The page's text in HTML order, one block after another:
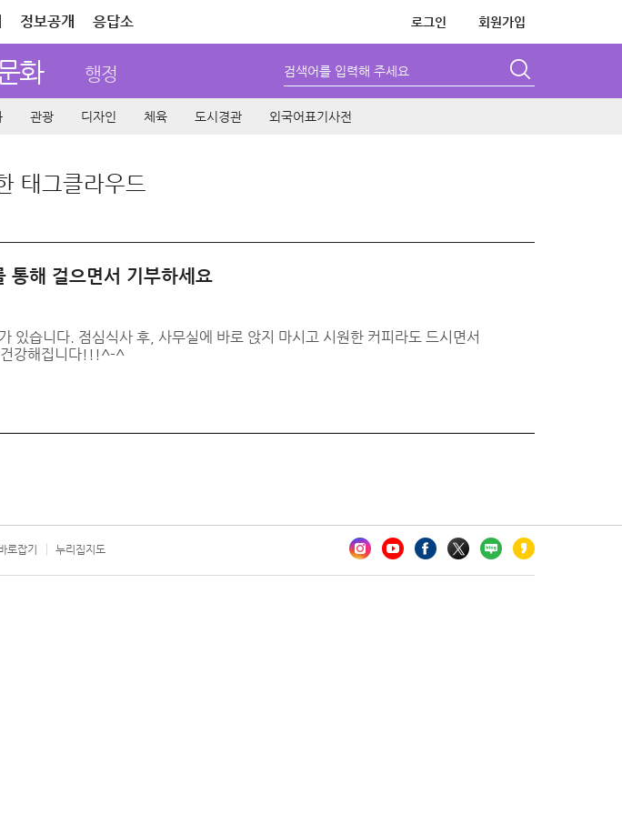
정보공개 응답소 로그인 회원가입
화 행정 검색어를 입력해 주세요
관광 디자인 체육 도시경관 외국어표기사전
태그클라우드
통해 걸으면서 기부하세요
있습니다. 점심식사 후, 사무실에 바로 앉지 마시고 시원한 커피라도 드시면서
건강해집니다!!!^-^
로잡기 누리집지도